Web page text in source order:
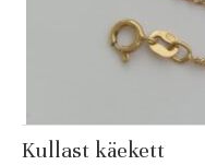
Kullast käekett